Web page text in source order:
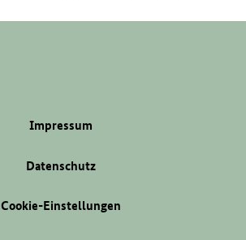
Impressum
Datenschutz
Cookie-Einstellungen